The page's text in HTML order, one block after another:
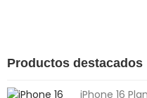
Productos destacados
iPhone 16